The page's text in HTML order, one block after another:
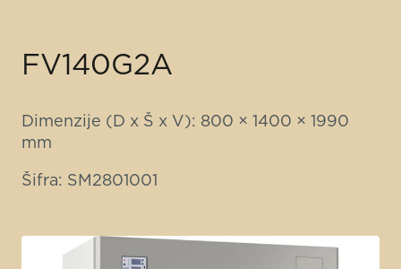
FV140G2A
Dimenzije (D x Š x V): 800 × 1400 × 1990
mm
Šifra: SM2801001